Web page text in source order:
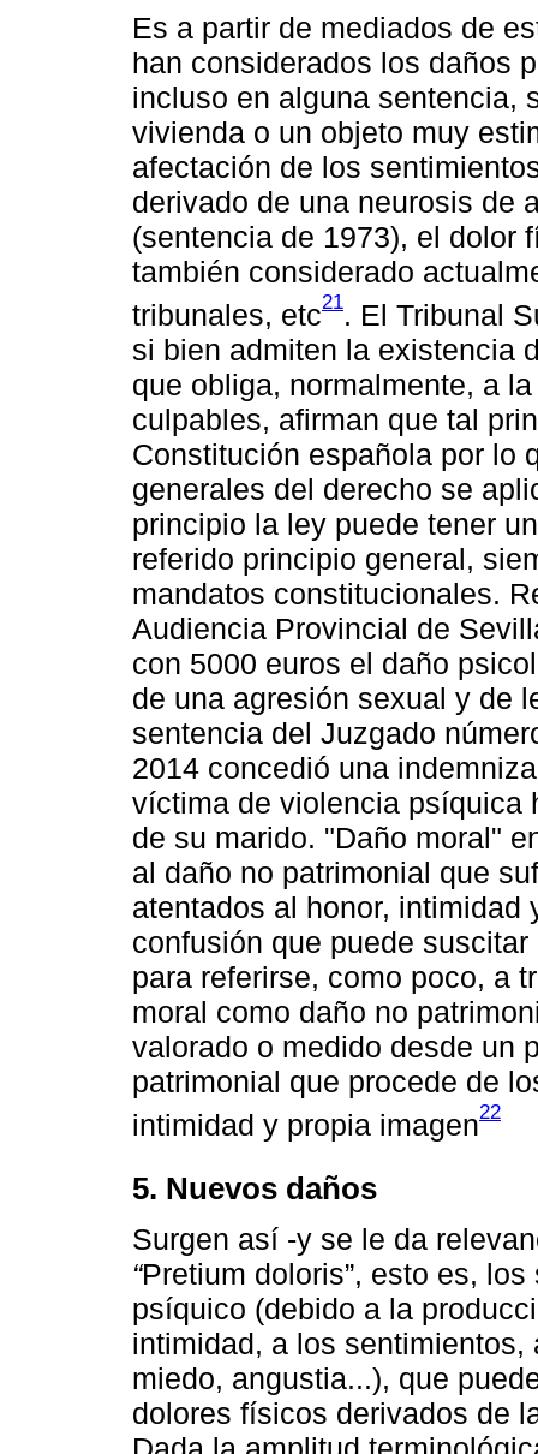
Es a partir de mediados de
han considerados los daños
incluso en alguna sentencia,
vivienda o un objeto muy
afectación de los
derivado de una neurosis de
(sentencia de 1973), el dolor
también considerado
tribunales, etc21. El Tribunal
si bien admiten la existencia
que obliga, normalmente, a
culpables, afirman que tal
Constitución española por lo
generales del derecho se
principio la ley puede tener
referido principio general,
mandatos constitucionales.
Audiencia Provincial de
con 5000 euros el daño
de una agresión sexual y de
sentencia del Juzgado
2014 concedió una
víctima de violencia psíquica
de su marido. "Daño moral"
al daño no patrimonial que
atentados al honor,
confusión que puede
para referirse, como poco, a
moral como daño no
valorado o medido desde un
patrimonial que procede de
intimidad y propia imagen22
5. Nuevos daños
Surgen así -y se le da
“Pretium doloris”, esto es,
psíquico (debido a la
intimidad, a los
miedo, angustia...), que
dolores físicos derivados de